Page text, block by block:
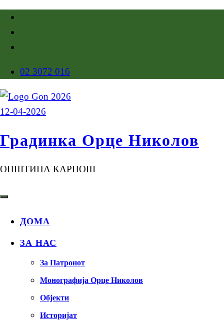
02 3072 016
Градинка Орце Николов
ОПШТИНА КАРПОШ
ДОМА
ЗА НАС
За Патронот
Монографија Орце Николов
Објекти
Историјат